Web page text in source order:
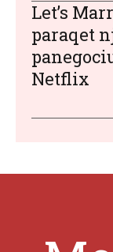
Let’s
paraqet
Netflix